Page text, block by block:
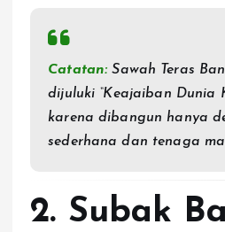
Catatan: Sawah Teras
dijuluki “Keajaiban Dunia
karena dibangun hanya
sederhana dan tenaga
2. Subak